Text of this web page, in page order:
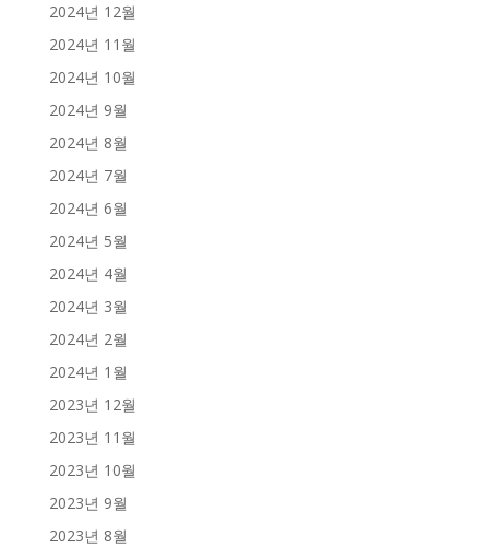
2024년 12월
2024년 11월
2024년 10월
2024년 9월
2024년 8월
2024년 7월
2024년 6월
2024년 5월
2024년 4월
2024년 3월
2024년 2월
2024년 1월
2023년 12월
2023년 11월
2023년 10월
2023년 9월
2023년 8월